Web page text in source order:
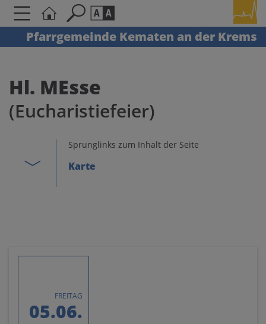
Pfarrgemeinde Kematen an der Krems
Schriftgröße
AAA
Kontrasteinstellungen
A
Hl. MEsse
(Eucharistiefeier)
Sprunglinks zum Inhalt der Seite
Karte
FREITAG
05.06.